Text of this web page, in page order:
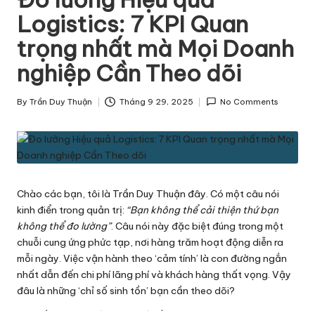
S
ẻ
T
h
ô
n
g
T
i
n
v
ề
Logistics: 7 KPI Quan
trọng nhất mà Mọi Doanh
nghiệp Cần Theo dõi
Posted
By Trần Duy Thuận Tháng 9 29, 2025 No Comments
Chào các bạn, tôi là Trần Duy Thuận đây. Có một câu nói
kinh điển trong quản trị: “Bạn không thể cải thiện thứ bạn
không thể đo lường”. Câu nói này đặc biệt đúng trong một
chuỗi cung ứng phức tạp, nơi hàng trăm hoạt động diễn ra
mỗi ngày. Việc vận hành theo ‘cảm tính’ là con đường ngắn
nhất dẫn đến chi phí lãng phí và khách hàng thất vọng. Vậy
đâu là những ‘chỉ số sinh tồn’ bạn cần theo dõi?